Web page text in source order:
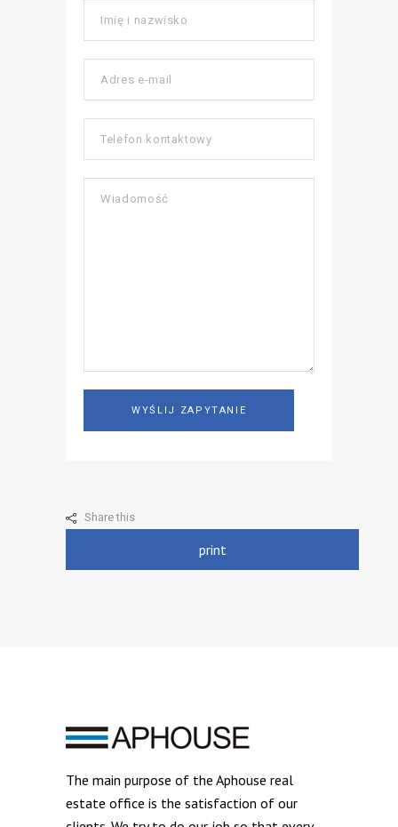
Share this
print
The main purpose of the Aphouse real
estate office is the satisfaction of our